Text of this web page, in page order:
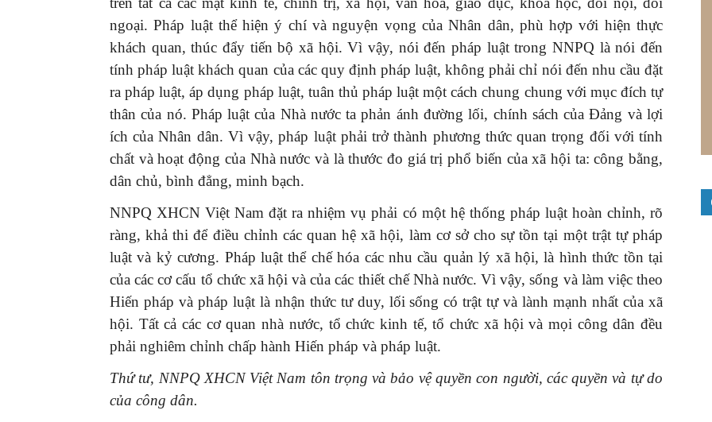
ngoại. Pháp luật thể hiện ý chí và nguyện vọng của Nhân dân, phù hợp với hiện thực
khách quan, thúc đẩy tiến bộ xã hội. Vì vậy, nói đến pháp luật trong NNPQ là nói đến
tính pháp luật khách quan của các quy định pháp luật, không phải chỉ nói đến nhu cầu đặt
ra pháp luật, áp dụng pháp luật, tuân thủ pháp luật một cách chung chung với mục đích tự
thân của nó. Pháp luật của Nhà nước ta phản ánh đường lối, chính sách của Đảng và lợi
ích của Nhân dân. Vì vậy, pháp luật phải trở thành phương thức quan trọng đối với tính
chất và hoạt động của Nhà nước và là thước đo giá trị phổ biến của xã hội ta: công bằng,
dân chủ, bình đẳng, minh bạch.
NNPQ XHCN Việt Nam đặt ra nhiệm vụ phải có một hệ thống pháp luật hoàn chỉnh, rõ
ràng, khả thi để điều chỉnh các quan hệ xã hội, làm cơ sở cho sự tồn tại một trật tự pháp
luật và kỷ cương. Pháp luật thể chế hóa các nhu cầu quản lý xã hội, là hình thức tồn tại
của các cơ cấu tổ chức xã hội và của các thiết chế Nhà nước. Vì vậy, sống và làm việc theo
Hiến pháp và pháp luật là nhận thức tư duy, lối sống có trật tự và lành mạnh nhất của xã
hội. Tất cả các cơ quan nhà nước, tổ chức kinh tế, tổ chức xã hội và mọi công dân đều
phải nghiêm chỉnh chấp hành Hiến pháp và pháp luật.
Thứ tư, NNPQ XHCN Việt Nam tôn trọng và bảo vệ quyền con người, các quyền và tự do
của công dân.